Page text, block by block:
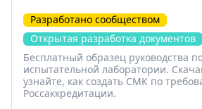
Разработано сообществом
Открытая разработка документов
Бесплатный образец руководства
испытательной лаборатории.
узнайте, как создать СМК по
Россаккредитации.